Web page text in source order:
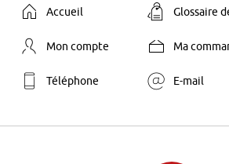
Accueil Glossaire
Mon compte Ma
Téléphone E-mail